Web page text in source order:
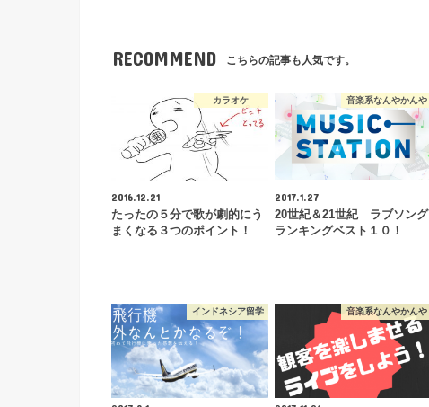
RECOMMEND こちらの記事も人気です。
カラオケ
2016.12.21
たったの５分で歌が劇的にう
まくなる３つのポイント！
音楽系なんやかんや
2017.1.27
20世紀＆21世紀 ラブソング
ランキングベスト１０！
インドネシア留学 音楽系なんやかんや